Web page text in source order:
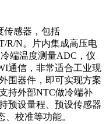
传感器，包括
R/N。片内集成高压电
端温度测量ADC，仪
通信，非常适合工业现
围器件，即可实现方案
持外部NTC做冷端补
预设量程、预设传感器
、校准等功能。